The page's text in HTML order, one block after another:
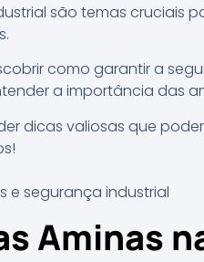
são temas cruciais
como garantir a
a importância das
dicas valiosas que
Aminas